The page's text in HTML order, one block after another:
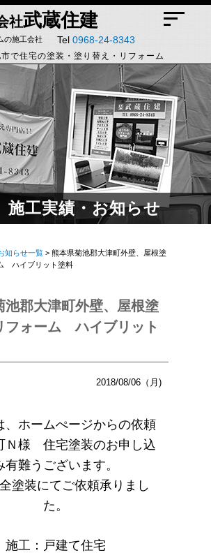
の施工会社
社武蔵住建
で住宅の塗装・塗り替え・リフォーム
Tel 0968-24-8343
施工実績・お知らせ
知らせ一覧> 熊本県菊池郡大津町外壁、屋根塗
ハイブリット塗料
池郡大津町外壁、屋根塗
フォーム ハイブリット
2018/08/06（月)
、ホームぺージからの依頼
Ｎ様 住宅塗装のお申し込
有難うございます。
塗装にてご依頼承りまし
た。
施工：戸建て住宅